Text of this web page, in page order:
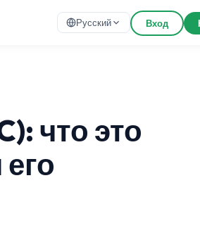
Русский Вход
что это